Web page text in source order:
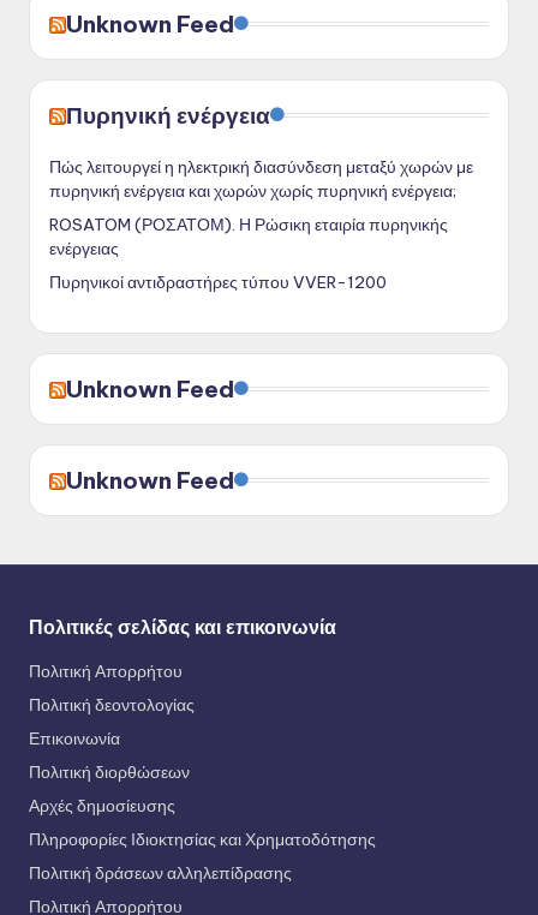
Unknown Feed
Πυρηνική ενέργεια
Πώς λειτουργεί η ηλεκτρική διασύνδεση μεταξύ χωρών με
πυρηνική ενέργεια και χωρών χωρίς πυρηνική ενέργεια;
ROSATOM (ΡΟΣΑΤΟΜ). Η Ρώσικη εταιρία πυρηνικής
ενέργειας
Πυρηνικοί αντιδραστήρες τύπου VVER-1200
Unknown Feed
Unknown Feed
Πολιτικές σελίδας και επικοινωνία
Πολιτική Απορρήτου
Πολιτική δεοντολογίας
Επικοινωνία
Πολιτική διορθώσεων
Αρχές δημοσίευσης
Πληροφορίες Ιδιοκτησίας και Χρηματοδότησης
Πολιτική δράσεων αλληλεπίδρασης
Πολιτική Απορρήτου